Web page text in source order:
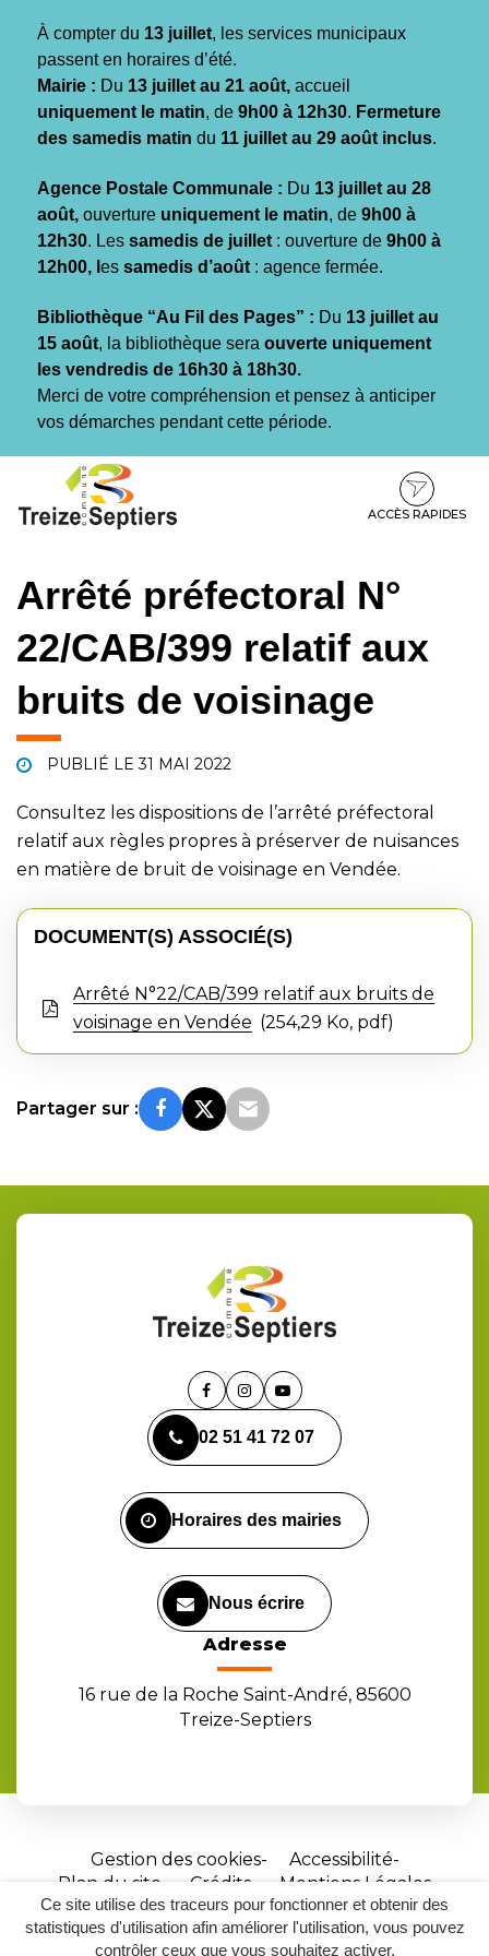
Ce site utilise des traceurs pour fonctionner et obtenir des
statistiques d'utilisation afin améliorer l'utilisation, vous pouvez
contrôler ceux que vous souhaitez activer.
À compter du 13 juillet, les services municipaux
passent en horaires d’été.
Mairie : Du 13 juillet au 21 août, accueil
uniquement le matin, de 9h00 à 12h30. Fermeture
des samedis matin du 11 juillet au 29 août inclus.
Agence Postale Communale : Du 13 juillet au 28
août, ouverture uniquement le matin, de 9h00 à
12h30. Les samedis de juillet : ouverture de 9h00 à
12h00, l es samedis d’août : agence fermée.
Bibliothèque “Au Fil des Pages” : Du 13 juillet au
15 août, la bibliothèque sera ouverte uniquement
les vendredis de 16h30 à 18h30.
Merci de votre compréhension et pensez à anticiper
vos démarches pendant cette période.
contenu
pied
ACCÈS RAPIDES
Arrêté préfectoral N°
22/CAB/399 relatif aux
bruits de voisinage
PUBLIÉ LE31 MAI 2022
Consultez les dispositions de l’arrêté préfectoral
relatif aux règles propres à préserver de nuisances
en matière de bruit de voisinage en Vendée.
DOCUMENT(S) ASSOCIÉ(S)
Arrêté N°22/CAB/399 relatif aux bruits de
voisinage en Vendée
254,29 Ko, pdf
Partager sur :
Lien
le
compte
Lien
le
compte
Lien
la
chaîne
02 51 41 72 07
Horaires des mairies
Nous écrire
Adresse
16 rue de la Roche Saint-André, 85600
Treize-Septiers
Gestion des cookies
Accessibilité
Plan du site
Crédits
Mentions Légales
Site
réalisé